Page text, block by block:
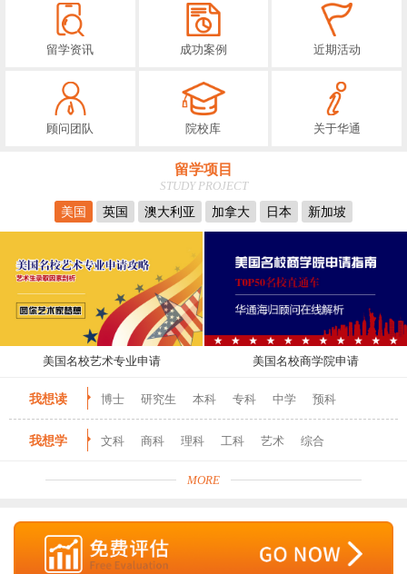
留学资讯 成功案例 近期活动
顾问团队 院校库 关于华通
留学项目
STUDY PROJECT
美国
英国 澳大利亚 加拿大 日本 新加坡
美国名校艺术专业申请 美国名校商学院申请
我想读 博士 研究生 本科 专科 中学 预科
我想学 文科 商科 理科 工科 艺术 综合
MORE